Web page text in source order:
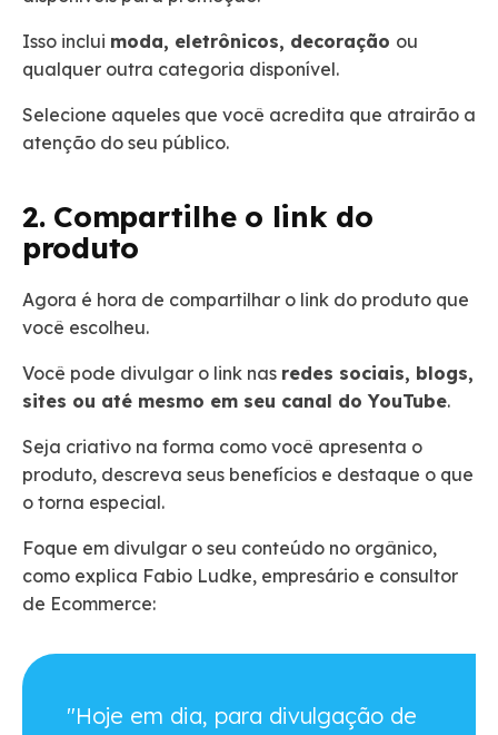
Isso inclui moda, eletrônicos, decoração ou
qualquer outra categoria disponível.
Selecione aqueles que você acredita que atrairão a
atenção do seu público.
2. Compartilhe o link do
produto
Agora é hora de compartilhar o link do produto que
você escolheu.
Você pode divulgar o link nas redes sociais, blogs,
sites ou até mesmo em seu canal do YouTube.
Seja criativo na forma como você apresenta o
produto, descreva seus benefícios e destaque o que
o torna especial.
Foque em divulgar o seu conteúdo no orgânico,
como explica Fabio Ludke, empresário e consultor
de Ecommerce:
"Hoje em dia, para divulgação de